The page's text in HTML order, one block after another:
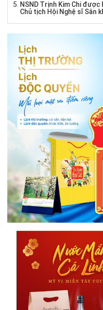
NSND Trịnh Kim Chi được
Chủ tịch Hội Nghệ sĩ Sân